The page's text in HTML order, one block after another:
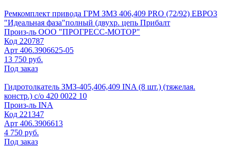
Ремкомплект привода ГРМ ЗМЗ 406,409 PRO (72/92) ЕВРО3
"Идеальная фаза"полный (двухр. цепь Прибалт
Произ-ль ООО "ПРОГРЕСС-МОТОР"
Код 220787
Арт 406.3906625-05
13 750 руб.
Под заказ
Гидротолкатель ЗМЗ-405,406,409 INA (8 шт.) (тяжелая.
констр.) с/о 420 0022 10
Произ-ль INA
Код 221347
Арт 406.3906613
4 750 руб.
Под заказ